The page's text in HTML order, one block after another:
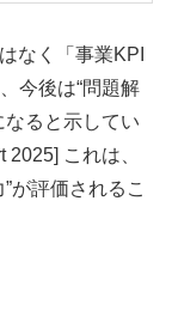
なく「事業KPI
今後は“問題解
なると示してい
これは、
が評価されるこ